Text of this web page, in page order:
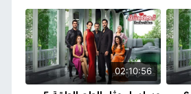
02:10:56